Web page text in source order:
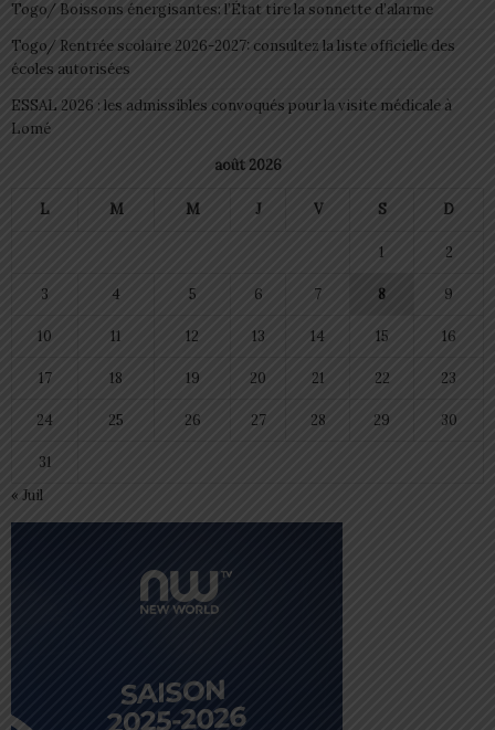
Togo/ Boissons énergisantes: l’État tire la sonnette d’alarme
Togo/ Rentrée scolaire 2026-2027: consultez la liste officielle des
écoles autorisées
ESSAL 2026 : les admissibles convoqués pour la visite médicale à
Lomé
août 2026
L M M J V S D
1 2
3 4 5 6 7 8 9
10 11 12 13 14 15 16
17 18 19 20 21 22 23
24 25 26 27 28 29 30
31
« Juil